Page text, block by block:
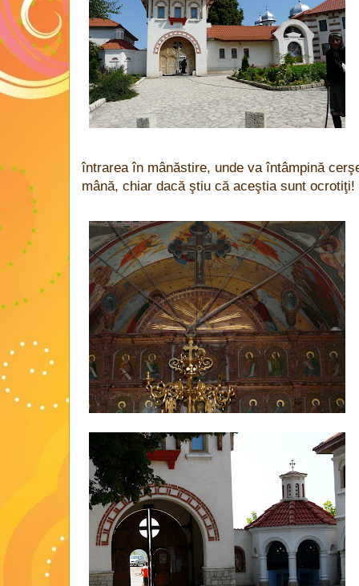
întrarea în mânăstire, unde va întâmpină
mână, chiar dacă ştiu că aceştia sunt ocrotiţi!